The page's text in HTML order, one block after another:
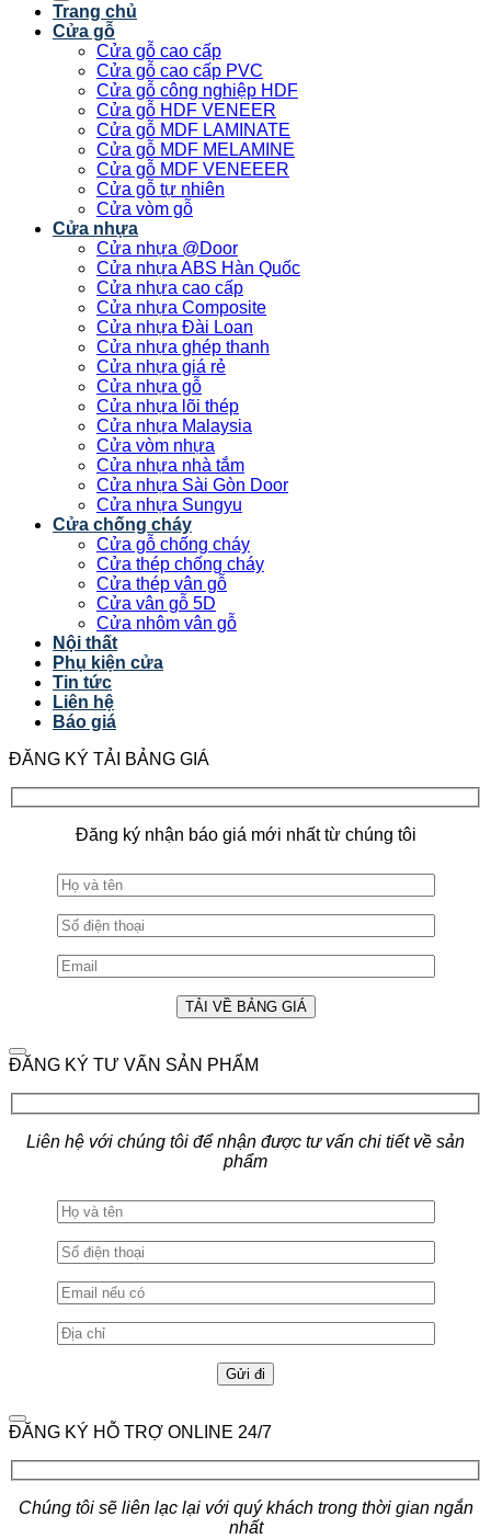
Trang chủ
Cửa gỗ
Cửa gỗ cao cấp
Cửa gỗ cao cấp PVC
Cửa gỗ công nghiệp HDF
Cửa gỗ HDF VENEER
Cửa gỗ MDF LAMINATE
Cửa gỗ MDF MELAMINE
Cửa gỗ MDF VENEEER
Cửa gỗ tự nhiên
Cửa vòm gỗ
Cửa nhựa
Cửa nhựa @Door
Cửa nhựa ABS Hàn Quốc
Cửa nhựa cao cấp
Cửa nhựa Composite
Cửa nhựa Đài Loan
Cửa nhựa ghép thanh
Cửa nhựa giá rẻ
Cửa nhựa gỗ
Cửa nhựa lõi thép
Cửa nhựa Malaysia
Cửa vòm nhựa
Cửa nhựa nhà tắm
Cửa nhựa Sài Gòn Door
Cửa nhựa Sungyu
Cửa chống cháy
Cửa gỗ chống cháy
Cửa thép chống cháy
Cửa thép vân gỗ
Cửa vân gỗ 5D
Cửa nhôm vân gỗ
Nội thất
Phụ kiện cửa
Tin tức
Liên hệ
Báo giá
ĐĂNG KÝ TẢI BẢNG GIÁ
Đăng ký nhận báo giá mới nhất từ chúng tôi
ĐĂNG KÝ TƯ VẤN SẢN PHẨM
Liên hệ với chúng tôi để nhận được tư vấn chi tiết về sản
phẩm
ĐĂNG KÝ HỖ TRỢ ONLINE 24/7
Chúng tôi sẽ liên lạc lại với quý khách trong thời gian ngắn
nhất